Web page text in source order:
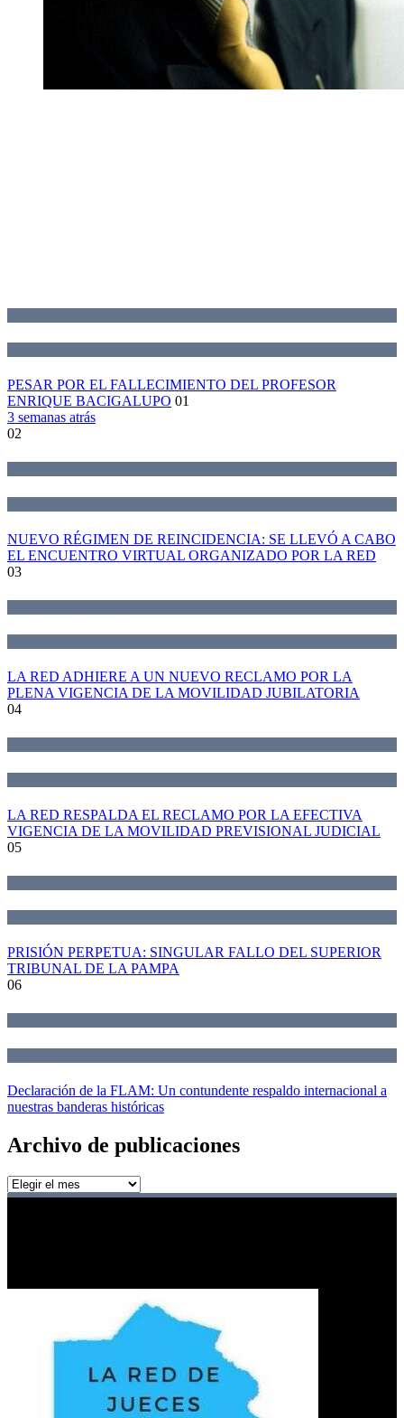
PESAR POR EL FALLECIMIENTO DEL PROFESOR
ENRIQUE BACIGALUPO 01
3 semanas atrás
02
NUEVO RÉGIMEN DE REINCIDENCIA: SE LLEVÓ A CABO
EL ENCUENTRO VIRTUAL ORGANIZADO POR LA RED
03
LA RED ADHIERE A UN NUEVO RECLAMO POR LA
PLENA VIGENCIA DE LA MOVILIDAD JUBILATORIA
04
LA RED RESPALDA EL RECLAMO POR LA EFECTIVA
VIGENCIA DE LA MOVILIDAD PREVISIONAL JUDICIAL
05
PRISIÓN PERPETUA: SINGULAR FALLO DEL SUPERIOR
TRIBUNAL DE LA PAMPA
06
Declaración de la FLAM: Un contundente respaldo internacional a
nuestras banderas históricas
Archivo de publicaciones
Archivo
de